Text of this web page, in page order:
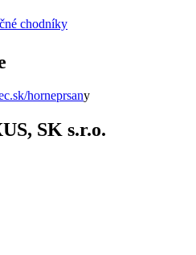
horneprsany
SK s.r.o.